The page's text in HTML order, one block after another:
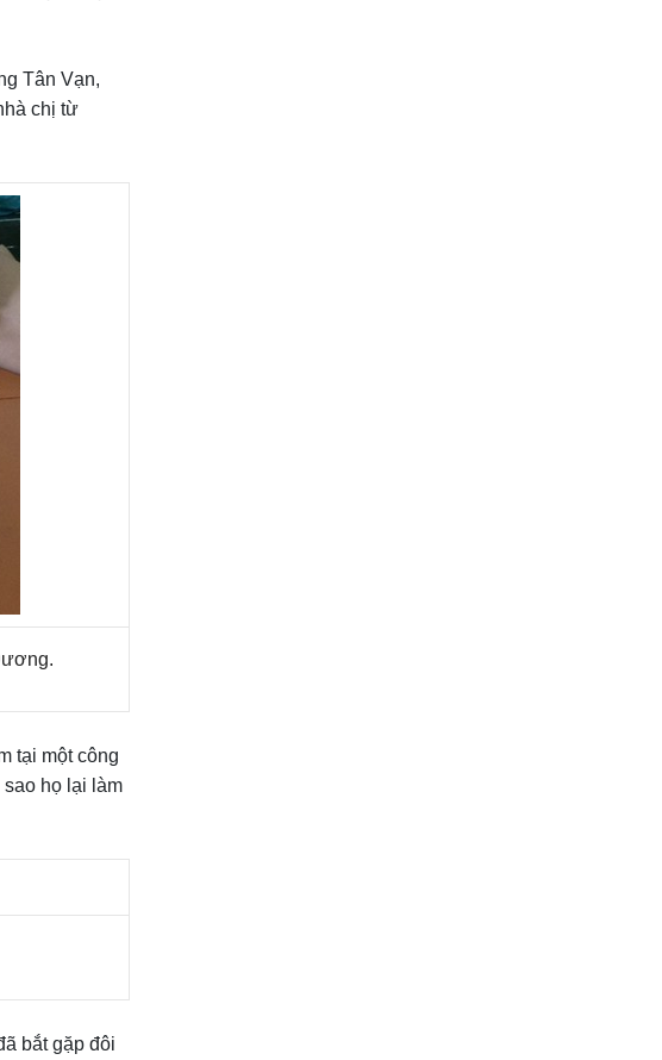
Tân Vạn,
chị từ
tại một công
sao họ lại làm
bắt gặp đôi